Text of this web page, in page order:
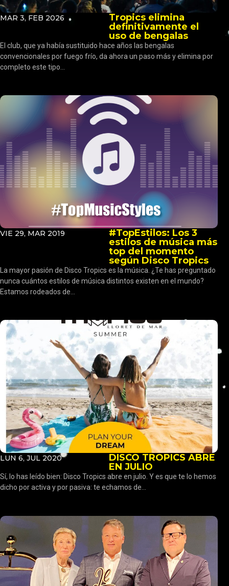
MAR 3, FEB 2026
Tropics elimina
definitivamente el
uso de bengalas
El club, que ya había sustituido hace años las bengalas
convencionales por fuego frío, da ahora un paso más y elimina por
completo este tipo...
VIE 29, MAR 2019
#TopEstilos: Los 3
estilos de música más
top del momento
según Disco Tropics
La mayor pasión de Disco Tropics es la música. ¿Te has preguntado
nunca cuántos estilos de música distintos existen en el mundo?
Estamos rodeados de...
LUN 6, JUL 2020
DISCO TROPICS ABRE
EN JULIO
Sí, lo has leído bien: Disco Tropics abre en julio. Y es que te lo hemos
dicho por activa y por pasiva: te echamos de...